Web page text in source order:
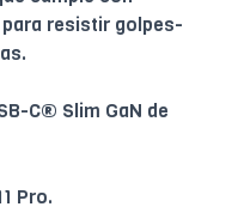
resistir golpes-
C® Slim GaN de
Pro.